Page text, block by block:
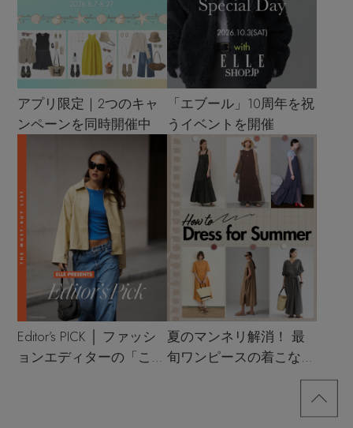
アプリ限定｜2つのキャ
ンペーンを同時開催中
「エブール」10周年を祝
うイベントを開催
Editor’s PICK │ ファッシ
ョンエディターの「これ
夏のマンネリ解消！ 最
旬ワンピースの着こなし